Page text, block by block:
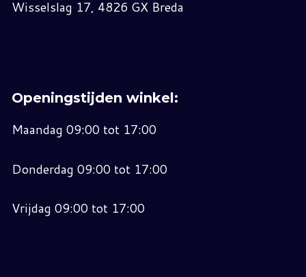
Wisselslag 17, 4826 GX Breda
Openingstijden winkel:
Maandag 09:00 tot 17:00
Donderdag 09:00 tot 17:00
Vrijdag 09:00 tot 17:00